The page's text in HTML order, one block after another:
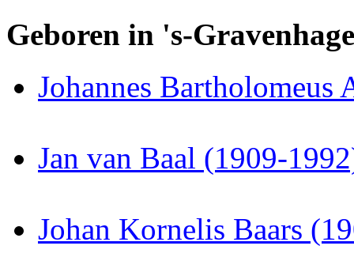
Geboren in 's-Gravenhage
Johannes Bartholomeus
Jan van Baal (1909-
Johan Kornelis Baars